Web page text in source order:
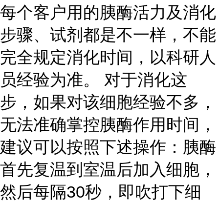
每个客户用的胰酶活力及消化
步骤、试剂都是不一样，不能
完全规定消化时间，以科研人
员经验为准。 对于消化这
步，如果对该细胞经验不多，
无法准确掌控胰酶作用时间，
建议可以按照下述操作：胰酶
首先复温到室温后加入细胞，
然后每隔30秒，即吹打下细